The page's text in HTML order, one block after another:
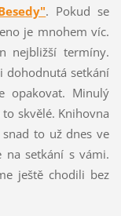
. Pokud se
je mnohem víc.
nejbližší termíny.
dohodnutá setkání
opakovat. Minulý
skvělé. Knihovna
to už dnes ve
na setkání s vámi.
ještě chodili bez